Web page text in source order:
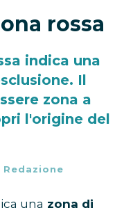
rossa
indica una
Il
zona a
l'origine del
Redazione
una zona di